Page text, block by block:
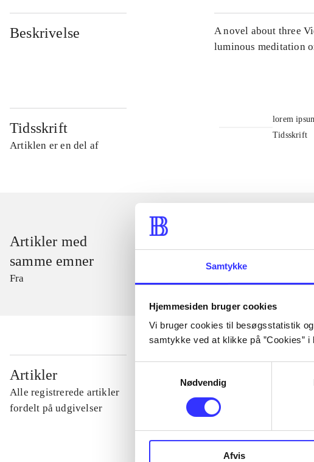
Samtykke
Hjemmesiden bruger cookies
Vi bruger cookies til besøgsstatistik
samtykke ved at klikke på ”Cookies”
Nødvendig
Afvis
Beskrivelse
A novel about three
luminous meditation
Tidsskrift
Artiklen er en del af
lorem
Tidsskrift
Artikler med
samme emner
Fra
Artikler
Alle registrerede artikler
fordelt på udgivelser
...